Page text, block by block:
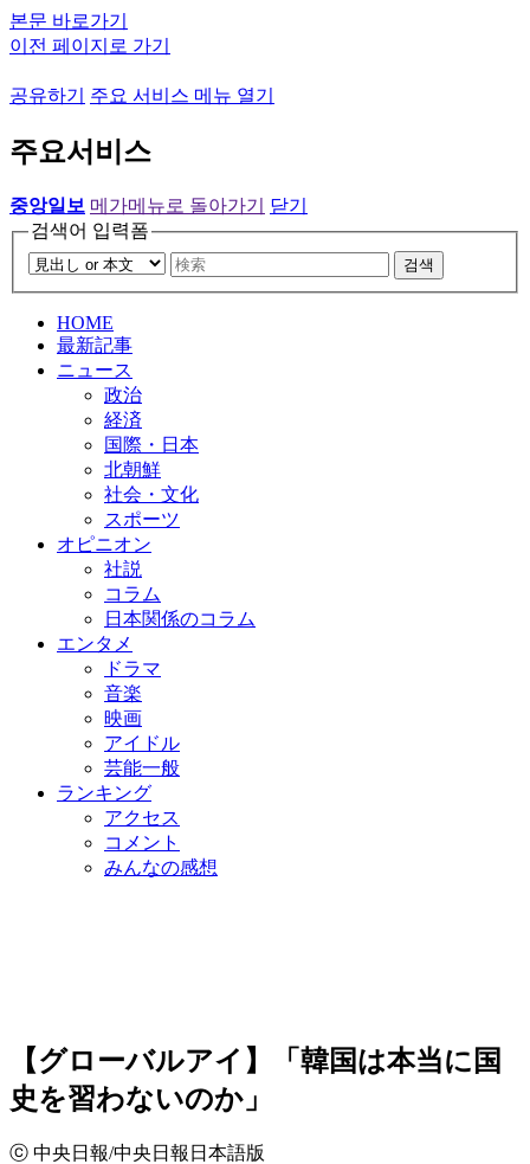
본문 바로가기
이전 페이지로 가기
공유하기 주요 서비스 메뉴 열기
주요서비스
중앙일보 메가메뉴로 돌아가기
닫기
검색어 입력폼
검색
HOME
最新記事
ニュース
政治
経済
国際・日本
北朝鮮
社会・文化
スポーツ
オピニオン
社説
コラム
日本関係のコラム
エンタメ
ドラマ
音楽
映画
アイドル
芸能一般
ランキング
アクセス
コメント
みんなの感想
【グローバルアイ】「韓国は本当に国
史を習わないのか」
ⓒ 中央日報/中央日報日本語版